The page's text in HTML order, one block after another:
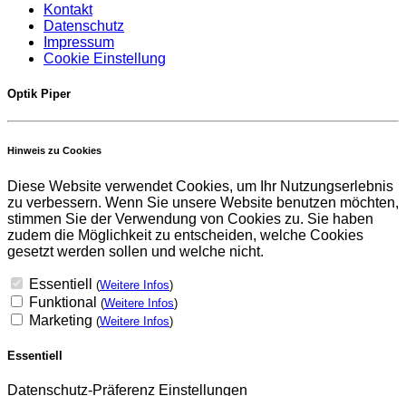
Kontakt
Datenschutz
Impressum
Cookie Einstellung
Optik Piper
Hinweis zu Cookies
Diese Website verwendet Cookies, um Ihr Nutzungserlebnis
zu verbessern. Wenn Sie unsere Website benutzen möchten,
stimmen Sie der Verwendung von Cookies zu. Sie haben
zudem die Möglichkeit zu entscheiden, welche Cookies
gesetzt werden sollen und welche nicht.
Essentiell (Weitere Infos)
Funktional (Weitere Infos)
Marketing (Weitere Infos)
Essentiell
Datenschutz-Präferenz Einstellungen